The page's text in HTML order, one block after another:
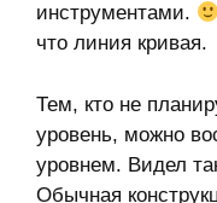
инструментами.
что линия кривая.
Тем, кто не
уровень, можно
уровнем. Видел
Обычная